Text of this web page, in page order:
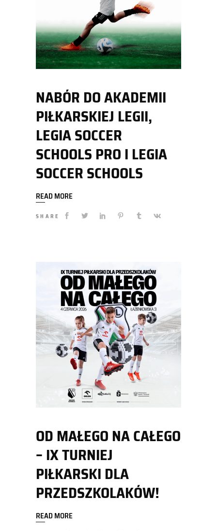
NABÓR DO AKADEMII
PIŁKARSKIEJ LEGII,
LEGIA SOCCER
SCHOOLS PRO I LEGIA
SOCCER SCHOOLS
READ MORE
SHARE
OD MAŁEGO NA CAŁEGO
– IX TURNIEJ
PIŁKARSKI DLA
PRZEDSZKOLAKÓW!
READ MORE